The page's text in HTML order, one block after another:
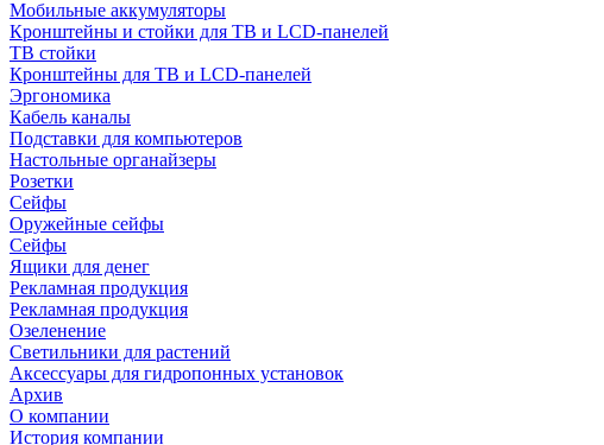
Мобильные аккумуляторы
Кронштейны и стойки для ТВ и LCD-панелей
ТВ стойки
Кронштейны для ТВ и LCD-панелей
Эргономика
Кабель каналы
Подставки для компьютеров
Настольные органайзеры
Розетки
Сейфы
Оружейные сейфы
Сейфы
Ящики для денег
Рекламная продукция
Рекламная продукция
Озеленение
Светильники для растений
Аксессуары для гидропонных установок
Архив
О компании
История компании